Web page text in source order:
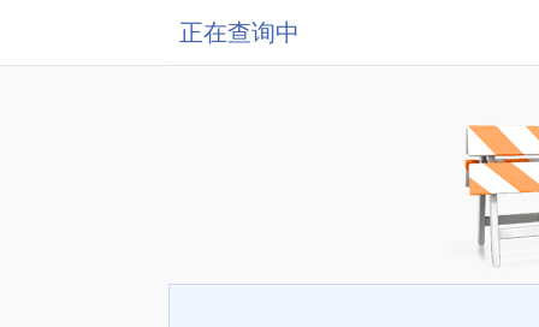
正在查询中